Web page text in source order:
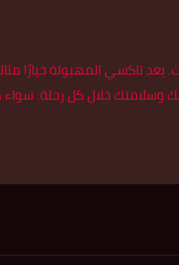
المهبولة خيارًا
وسلامتك خلال كل رحلة.